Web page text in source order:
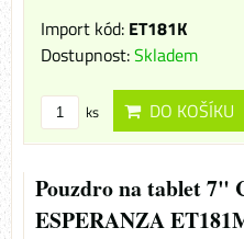
Import kód: ET181K
Dostupnost:Skladem
ks DO KOŠÍKU
Pouzdro na tablet 7"
ESPERANZA